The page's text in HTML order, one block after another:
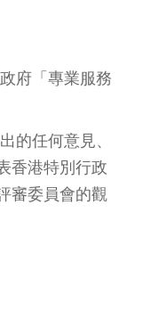
府「專業服務
的任何意見、
香港特別行政
審委員會的觀